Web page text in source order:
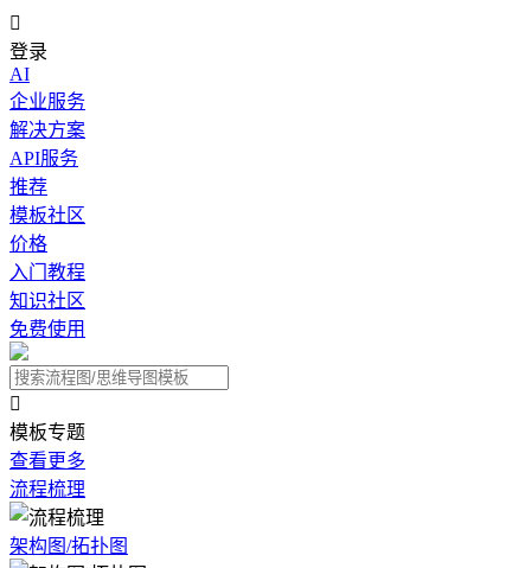

登录
AI
企业服务
解决方案
API服务
推荐
模板社区
价格
入门教程
知识社区
免费使用

模板专题
查看更多
流程梳理
架构图/拓扑图